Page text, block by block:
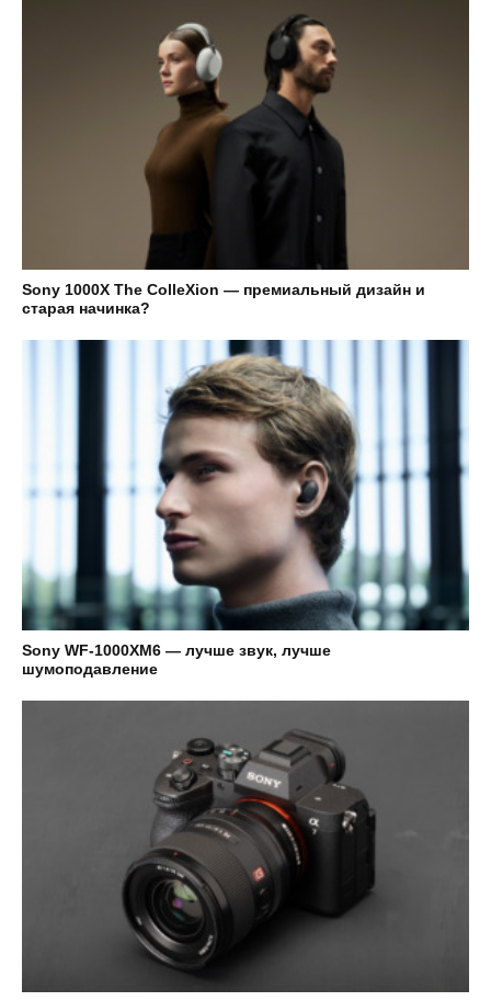
Sony 1000X The ColleXion — премиальный дизайн и
старая начинка?
Sony WF-1000XM6 — лучше звук, лучше
шумоподавление